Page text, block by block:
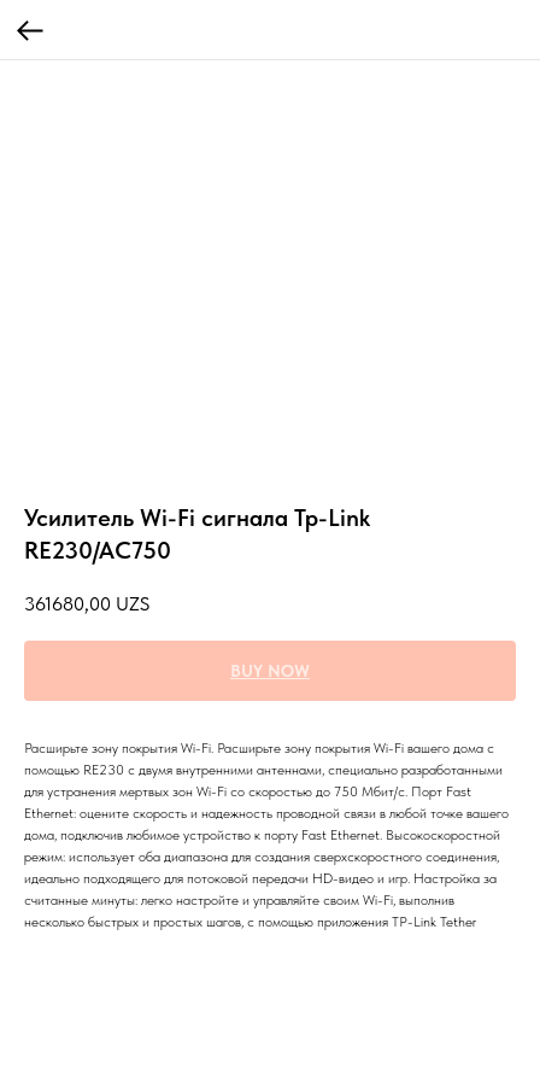
Усилитель Wi-Fi сигнала Tp-Link
RE230/AC750
361680,00 UZS
BUY NOW
Расширьте зону покрытия Wi-Fi. Расширьте зону покрытия Wi-Fi вашего дома с
помощью RE230 с двумя внутренними антеннами, специально разработанными
для устранения мертвых зон Wi-Fi со скоростью до 750 Мбит/с. Порт Fast
Ethernet: оцените скорость и надежность проводной связи в любой точке вашего
дома, подключив любимое устройство к порту Fast Ethernet. Высокоскоростной
режим: использует оба диапазона для создания сверхскоростного соединения,
идеально подходящего для потоковой передачи HD-видео и игр. Настройка за
считанные минуты: легко настройте и управляйте своим Wi-Fi, выполнив
несколько быстрых и простых шагов, с помощью приложения TP-Link Tether